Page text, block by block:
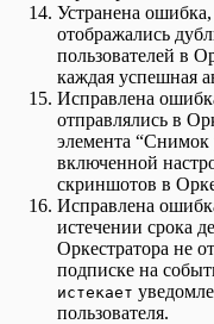
Устранена ошибка,
отображались
пользователей в
каждая успешная
Исправлена
отправлялись в
элемента “Снимок
включенной
скриншотов в
Исправлена
истечении срока
Оркестратора не
подписке на
истекает
пользователя.